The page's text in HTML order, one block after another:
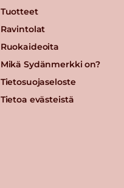
Tuotteet
Ravintolat
Ruokaideoita
Mikä Sydänmerkki on?
Tietosuojaseloste
Tietoa evästeistä